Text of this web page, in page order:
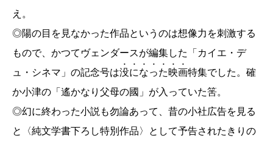
藤井貴彦『伝わる仕組み―毎日の会話が変わる51
のルール―』
すべてのルールに通底する一つの精神
沖田瑞穂『すごい神話―現代人のための神話学53
講―』（新潮選書）
山本貴光／現代に転生する世界の神話
え。
◎陽の目を見なかった作品というのは想像力を刺激する
もので、かつてヴェンダースが編集した「カイエ・デ
ュ・シネマ」の記念号は没になった映画特集でした。確
か小津の「遙かなり父母の國」が入っていた筈。
◎幻に終わった小説も勿論あって、昔の小社広告を見る
と〈純文学書下ろし特別作品〉として予告されたきりの